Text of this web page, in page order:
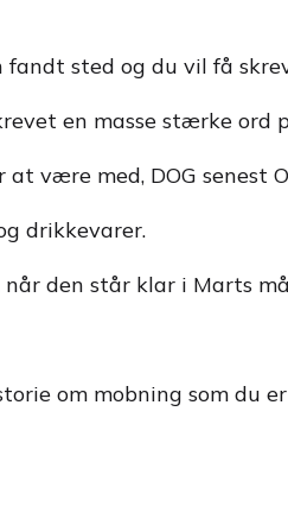
sted og du vil få
en masse stærke ord
være med, DOG senest
drikkevarer.
den står klar i Marts
om mobning som du